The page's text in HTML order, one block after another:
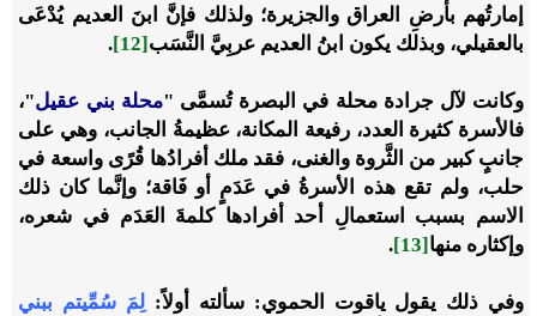
إمارتُهم بأرضِ العراق والجزيرة؛ ولذلك فإنَّ ابنَ العديم يُدْعَى
بالعقيلي، وبذلك يكون ابنُ العديم عربِيَّ النَّسَب [12]
.
وكانت لآل جرادة محلة في البصرة تُسمَّى "محلة بني عقيل"،
فالأسرة كثيرة العدد، رفيعة المكانة، عظيمةُ الجانب، وهي على
جانبٍ كبير من الثَّروة والغنى، فقد ملك أفرادُها قُرًى واسعة في
حلب، ولم تقع هذه الأسرةُ في عَدَمٍ أو فَاقة؛ وإنَّما كان ذلك
الاسم بسبب استعمالِ أحد أفرادها كلمةَ العَدَم في شعره،
وإكثاره منها [13]
.
وفي ذلك يقول ياقوت الحموي: سألته أولاً: لِمَ سُمِّيتم ببني